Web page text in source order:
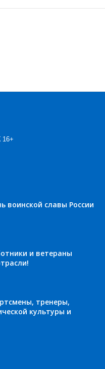
16+
воинской славы России
и ветераны
тренеры,
культуры и